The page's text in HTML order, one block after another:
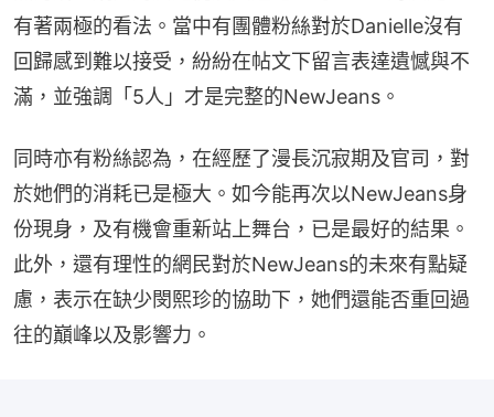
有著兩極的看法。當中有團體粉絲對於Danielle沒有
回歸感到難以接受，紛紛在帖文下留言表達遺憾與不
滿，並強調「5人」才是完整的NewJeans。
同時亦有粉絲認為，在經歷了漫長沉寂期及官司，對
於她們的消耗已是極大。如今能再次以NewJeans身
份現身，及有機會重新站上舞台，已是最好的結果。
此外，還有理性的網民對於NewJeans的未來有點疑
慮，表示在缺少閔熙珍的協助下，她們還能否重回過
往的巔峰以及影響力。